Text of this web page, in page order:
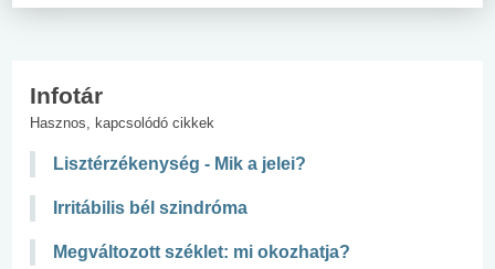
Infotár
Hasznos, kapcsolódó cikkek
Lisztérzékenység - Mik a jelei?
Irritábilis bél szindróma
Megváltozott széklet: mi okozhatja?